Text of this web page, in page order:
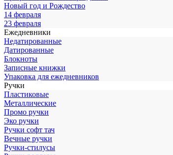
Новый год и Рождество
14 февраля
23 февраля
Ежедневники
Недатированные
Датированные
Блокноты
Записные книжки
Упаковка для ежедневников
Ручки
Пластиковые
Металлические
Промо ручки
Эко ручки
Ручки софт тач
Вечные ручки
Ручки-стилусы